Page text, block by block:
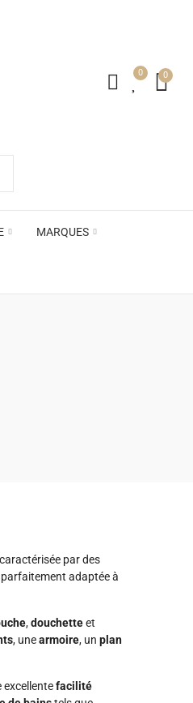
0 0
MARQUES
par des
parfaitement adaptée à
,douchetteet
, unearmoire, un plan
excellentefacilité